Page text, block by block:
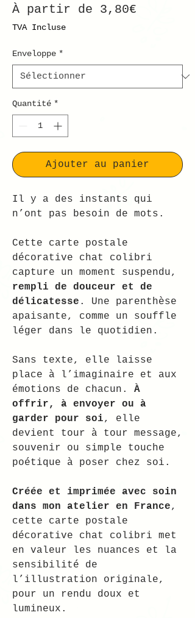
À partir de 3,80€
TVA Incluse
Enveloppe *
Quantité *
Ajouter au panier
Il y a des instants qui
n’ont pas besoin de mots.
Cette carte postale
décorative chat colibri
capture un moment suspendu,
rempli de douceur et de
délicatesse . Une parenthèse
apaisante, comme un souffle
léger dans le quotidien.
Sans texte, elle laisse
place à l’imaginaire et aux
émotions de chacun. À
offrir, à envoyer ou à
garder pour soi, elle
devient tour à tour message,
souvenir ou simple touche
poétique à poser chez soi.
Créée et imprimée avec soin
dans mon atelier en France,
cette carte postale
décorative chat colibri met
en valeur les nuances et la
sensibilité de
l’illustration originale,
pour un rendu doux et
lumineux.